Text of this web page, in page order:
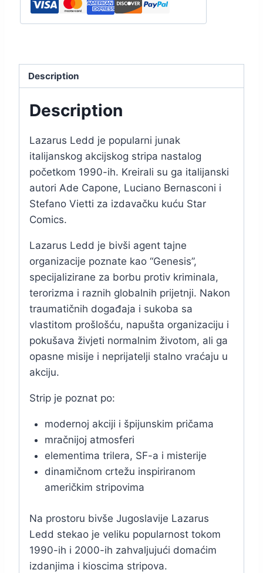
Description
Description
Lazarus Ledd je popularni junak
italijanskog akcijskog stripa nastalog
početkom 1990-ih. Kreirali su ga italijanski
autori Ade Capone, Luciano Bernasconi i
Stefano Vietti za izdavačku kuću Star
Comics.
Lazarus Ledd je bivši agent tajne
organizacije poznate kao “Genesis”,
specijalizirane za borbu protiv kriminala,
terorizma i raznih globalnih prijetnji. Nakon
traumatičnih događaja i sukoba sa
vlastitom prošlošću, napušta organizaciju i
pokušava živjeti normalnim životom, ali ga
opasne misije i neprijatelji stalno vraćaju u
akciju.
Strip je poznat po:
modernoj akciji i špijunskim pričama
mračnijoj atmosferi
elementima trilera, SF-a i misterije
dinamičnom crtežu inspiriranom
američkim stripovima
Na prostoru bivše Jugoslavije Lazarus
Ledd stekao je veliku popularnost tokom
1990-ih i 2000-ih zahvaljujući domaćim
izdanjima i kioscima stripova.